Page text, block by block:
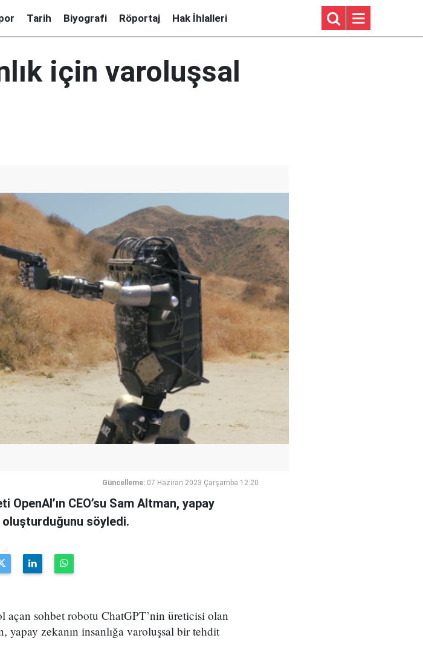
Tarih Biyografi Röportaj Hak İhlalleri
için varoluşsal
Güncelleme: 07 Haziran 2023 Çarşamba 12:20
CEO’su Sam Altman, yapay
oluşturduğunu söyledi.
açan sohbet robotu ChatGPT’nin üreticisi olan
yapay zekanın insanlığa varoluşsal bir tehdit